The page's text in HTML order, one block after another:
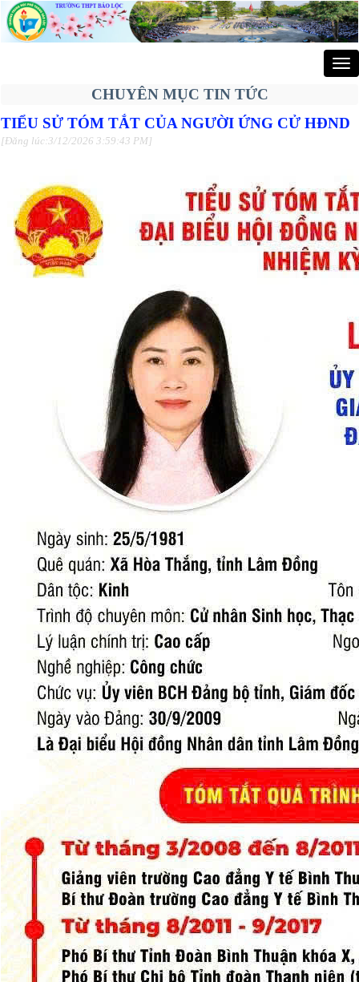
CHUYÊN MỤC TIN TỨC
TIỂU SỬ TÓM TẮT CỦA NGƯỜI ỨNG CỬ HĐND
[Đăng lúc:3/12/2026 3:59:43 PM]